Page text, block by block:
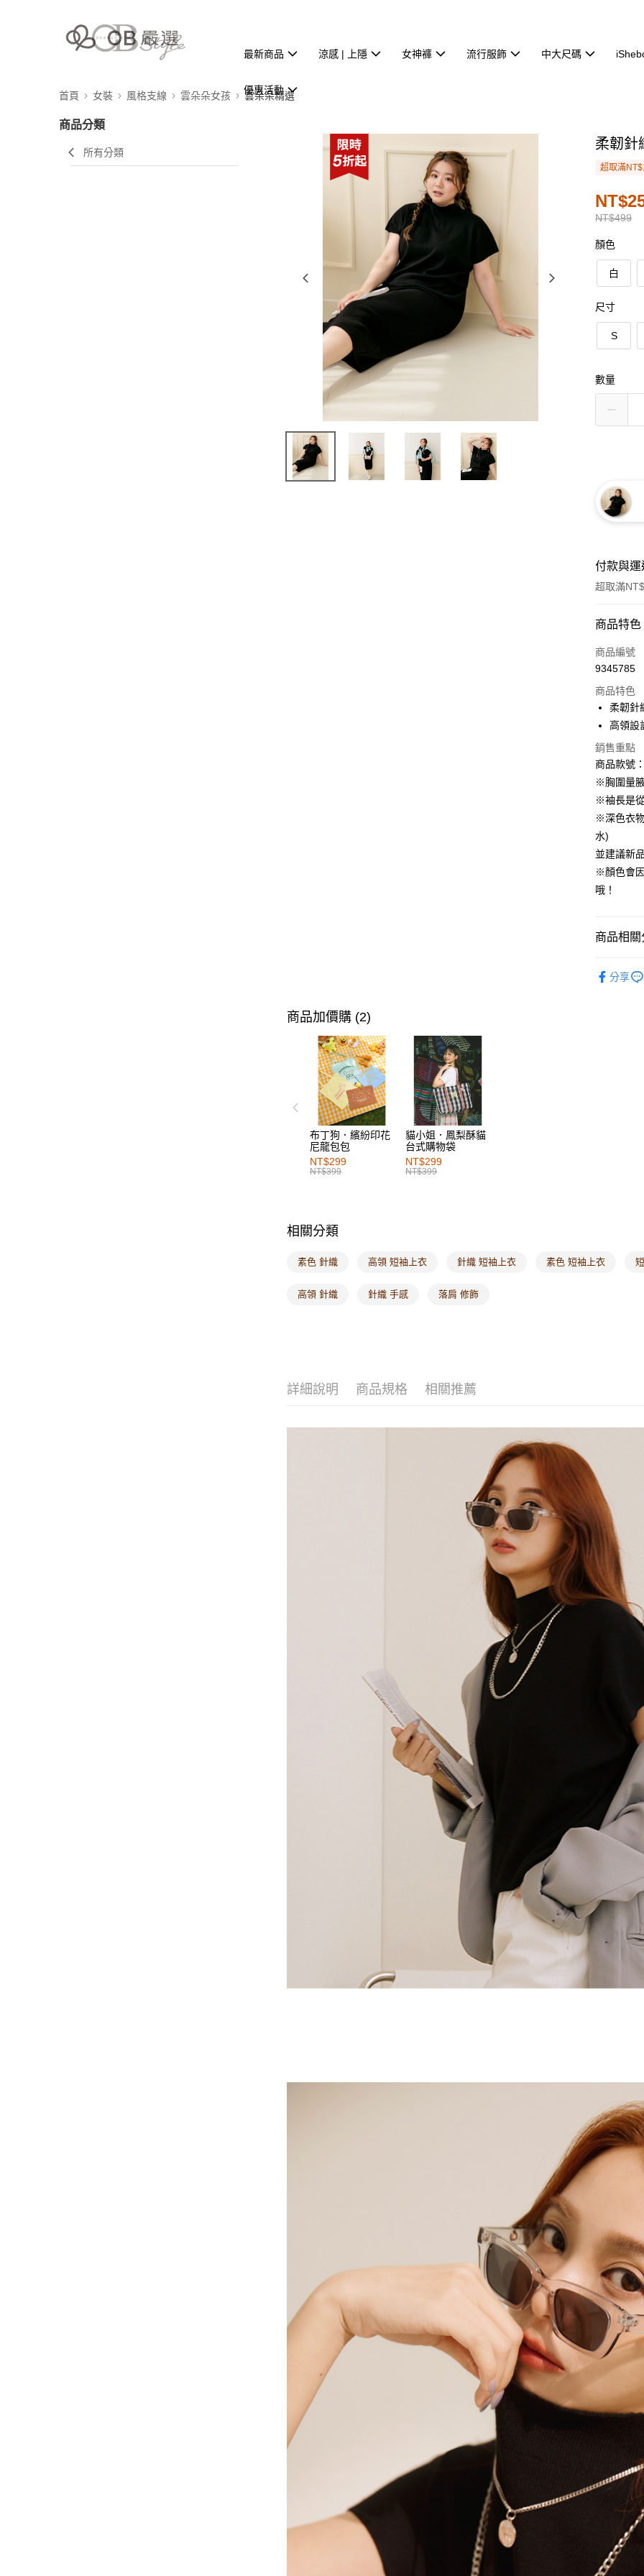
最新商品 涼感 | 上隱 女神褲 流行服飾 中大尺碼
優惠活動
首頁 女裝 風格支線 雲朵朵女孩 雲朵朵精選
商品分類
所有分類
柔韌針
超取滿
NT$499
顏色
白
尺寸
S
數量
付款與
超取滿
付款方式
信用卡一
超商取貨
LINE Pay
街口支付
運送方式
全家取貨
每筆
付款後全
每筆
每筆
每筆
商品特色
商品編號
9345785
商品特色
柔韌針
高領設
銷售重點
商品款號
※胸圍量
※袖長是
※深色衣
水)
並建議新
※顏色會
哦！
商品相關
分享
商品加價購 (2)
布丁狗．繽紛印花
尼龍包包
NT$299
NT$399
貓小姐．鳳梨酥貓
台式購物袋
NT$299
NT$399
相關分類
素色 針織 高領 短袖上衣 針織 短袖上衣 素色 短袖上衣
高領 針織 針織 手感 落肩 修飾
詳細說明 商品規格 相關推薦